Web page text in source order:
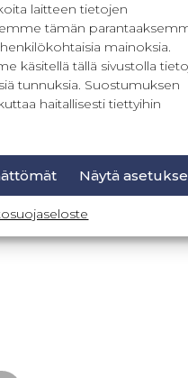
laitteen tietojen
tämän
mainoksia.
käsitellä tällä sivustolla
tunnuksia. Suostumuksen
haitallisesti tiettyihin
Näytä